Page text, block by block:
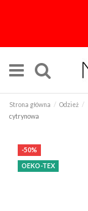
Strona główna Odzież
cytrynowa
-50%
OEKO-TEX